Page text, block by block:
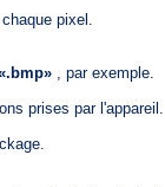
pixel.
, par exemple.
prises par l'appareil.